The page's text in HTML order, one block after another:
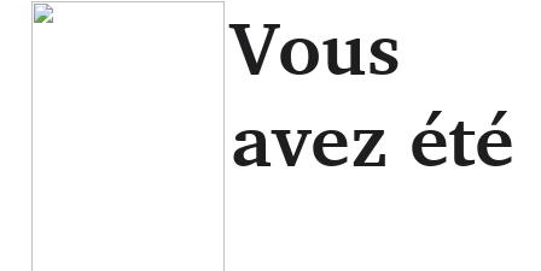
Vous
avez été